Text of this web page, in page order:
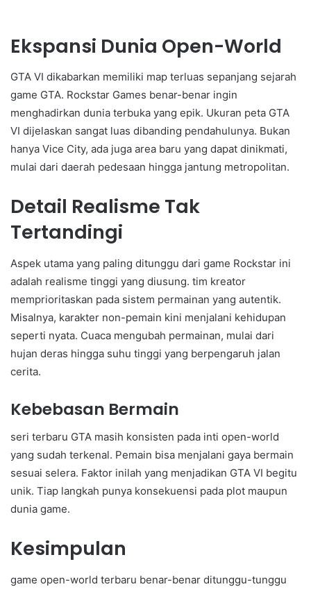
Ekspansi Dunia Open-World
GTA VI dikabarkan memiliki map terluas sepanjang sejarah
game GTA. Rockstar Games benar-benar ingin
menghadirkan dunia terbuka yang epik. Ukuran peta GTA
VI dijelaskan sangat luas dibanding pendahulunya. Bukan
hanya Vice City, ada juga area baru yang dapat dinikmati,
mulai dari daerah pedesaan hingga jantung metropolitan.
Detail Realisme Tak
Tertandingi
Aspek utama yang paling ditunggu dari game Rockstar ini
adalah realisme tinggi yang diusung. tim kreator
memprioritaskan pada sistem permainan yang autentik.
Misalnya, karakter non-pemain kini menjalani kehidupan
seperti nyata. Cuaca mengubah permainan, mulai dari
hujan deras hingga suhu tinggi yang berpengaruh jalan
cerita.
Kebebasan Bermain
seri terbaru GTA masih konsisten pada inti open-world
yang sudah terkenal. Pemain bisa menjalani gaya bermain
sesuai selera. Faktor inilah yang menjadikan GTA VI begitu
unik. Tiap langkah punya konsekuensi pada plot maupun
dunia game.
Kesimpulan
game open-world terbaru benar-benar ditunggu-tunggu